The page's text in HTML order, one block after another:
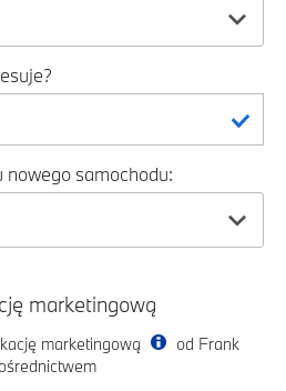
samochodu:
marketingową
marketingową
od Frank